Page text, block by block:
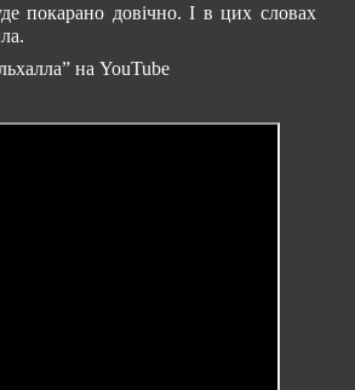
покарано довічно. І в цих словах
на YouTube